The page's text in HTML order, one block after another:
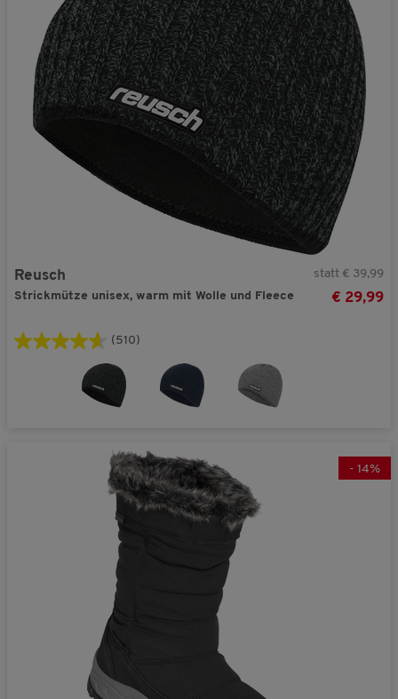
Reusch
Strickmütze unisex, warm mit Wolle und Fleece
statt € 39,99
€ 29,99
(510)
- 14%